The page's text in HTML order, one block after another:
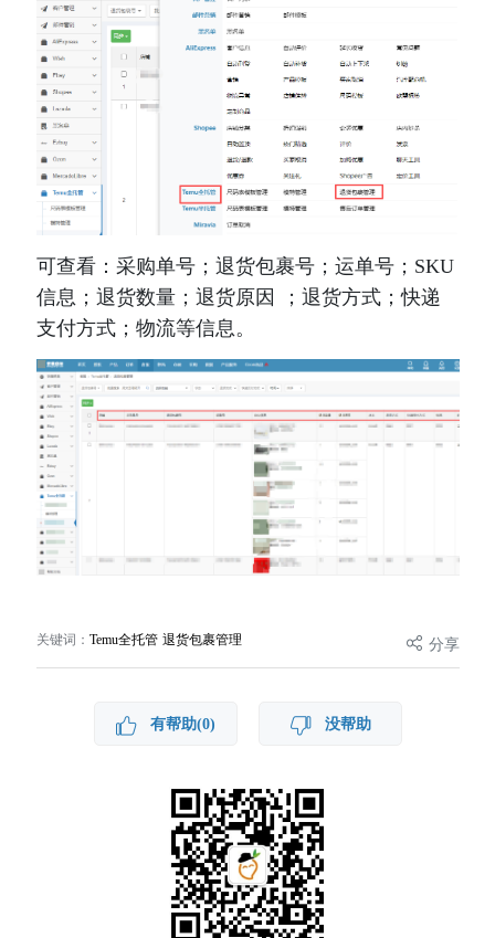
可查看：采购单号；退货包裹号；运单号；SKU
信息；退货数量；退货原因 ；退货方式；快递
支付方式；物流等信息。
关键词： Temu全托管 退货包裹管理 分享
有帮助(0) 没帮助